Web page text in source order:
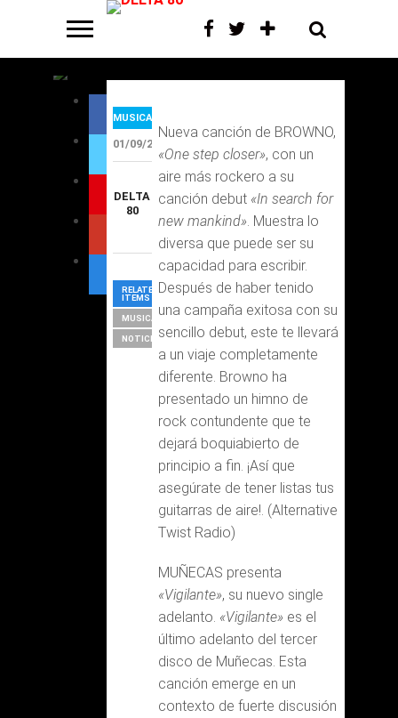
Nueva canción de BROWNO,
«One step closer», con un
aire más rockero a su
canción debut «In search for
new mankind». Muestra lo
diversa que puede ser su
capacidad para escribir.
Después de haber tenido
una campaña exitosa con su
sencillo debut, este te llevará
a un viaje completamente
diferente. Browno ha
presentado un himno de
rock contundente que te
dejará boquiabierto de
principio a fin. ¡Así que
asegúrate de tener listas tus
guitarras de aire!. (Alternative
Twist Radio)
MUÑECAS presenta
«Vigilante», su nuevo single
adelanto. «Vigilante»es el
último adelanto del tercer
disco de Muñecas. Esta
canción emerge en un
contexto de fuerte discusión
MUSICA
01/09/2024
DELTA
80
RELATED
ITEMS
MUSICA
NOTICIAS